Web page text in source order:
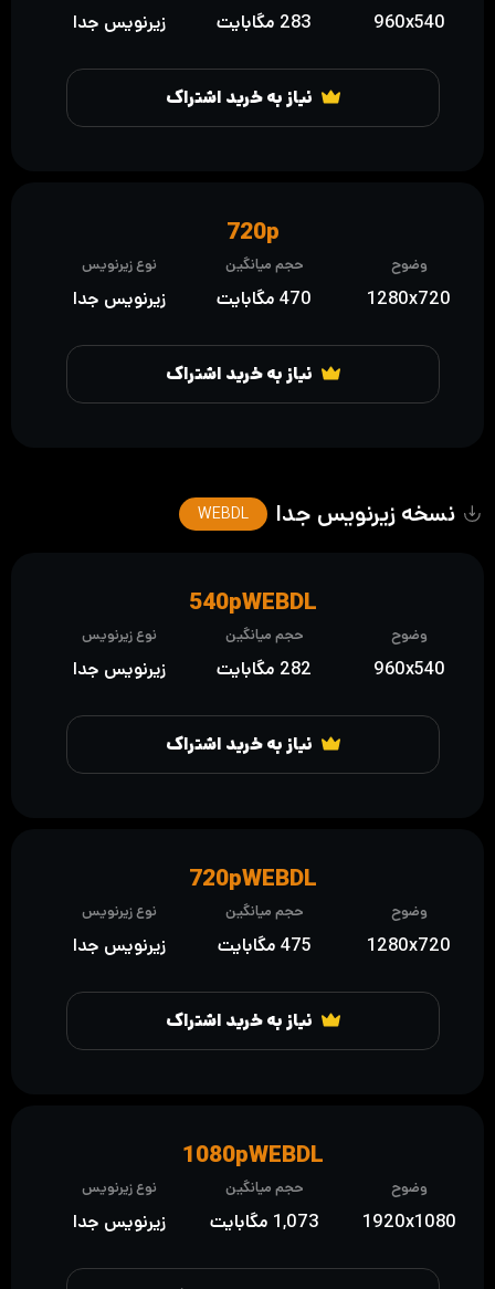
نیاز به خرید اشتراک
960x540 283 مگابایت زیرنویس جدا
نیاز به خرید اشتراک
وضوح
1280x720
حجم میانگین
470 مگابایت
نوع زیرنویس
زیرنویس جدا
720p
نسخه زیرنویس جدا WEBDL
نیاز به خرید اشتراک
وضوح
960x540
حجم میانگین
282 مگابایت
نوع زیرنویس
زیرنویس جدا
540pWEBDL
نیاز به خرید اشتراک
وضوح
1280x720
حجم میانگین
475 مگابایت
نوع زیرنویس
زیرنویس جدا
720pWEBDL
وضوح
1920x1080
حجم میانگین
1,073 مگابایت
نوع زیرنویس
زیرنویس جدا
1080pWEBDL